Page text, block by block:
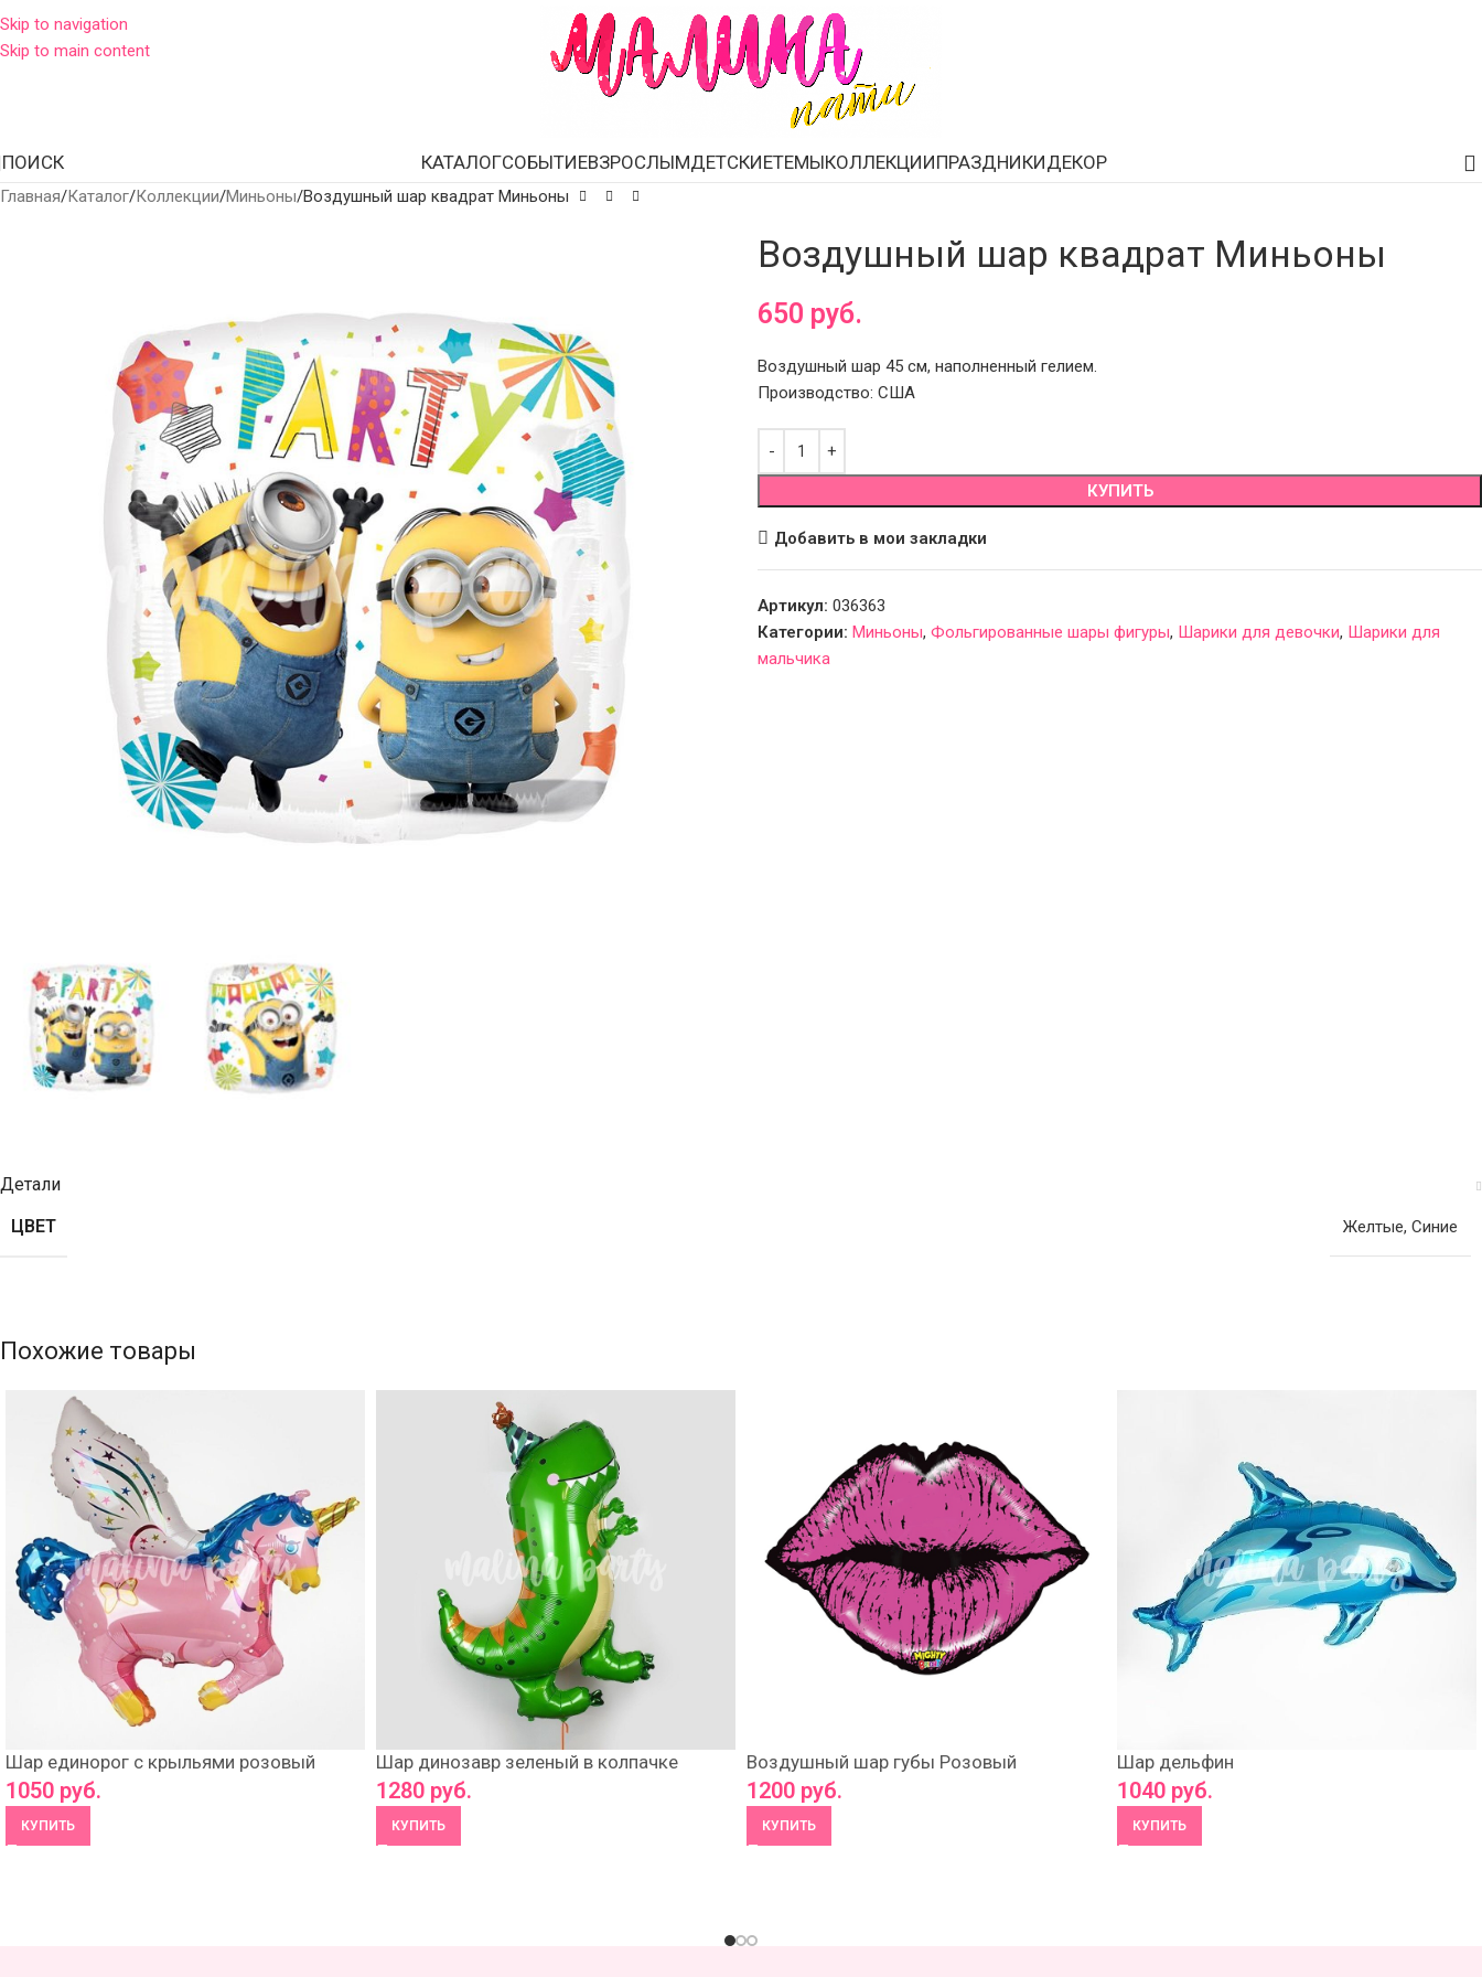
Skip to navigation
Skip to main content
ПОИСК КАТАЛОГСОБЫТИЕВЗРОСЛЫМДЕТСКИЕТЕМЫКОЛЛЕКЦИИПРАЗДНИКИДЕКОР
Главная Каталог Коллекции Миньоны Воздушный шар квадрат Миньоны
Воздушный шар квадрат Миньоны
650 руб.
Воздушный шар 45 см, наполненный гелием.
Производство: США
КУПИТЬ
Добавить в мои закладки
Артикул: 036363
Категории: Миньоны, Фольгированные шары фигуры, Шарики для девочки, Шарики для
мальчика
Детали
ЦВЕТ
Желтые, Синие
Похожие товары
Шар единорог с крыльями розовый
1050 руб.
КУПИТЬ
Шар динозавр зеленый в колпачке
1280 руб.
КУПИТЬ
Воздушный шар губы Розовый
1200 руб.
КУПИТЬ
Шар дельфин
1040 руб.
КУПИТЬ